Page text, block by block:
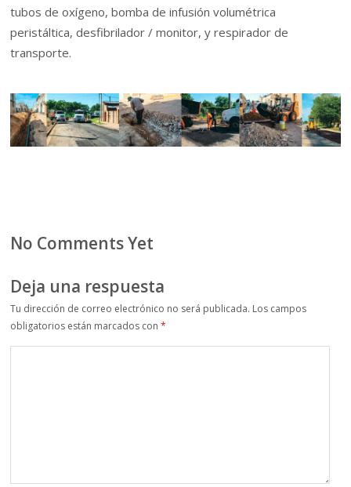
tubos de oxígeno, bomba de infusión volumétrica
peristáltica, desfibrilador / monitor, y respirador de
transporte.
No Comments Yet
Deja una respuesta
Tu dirección de correo electrónico no será publicada. Los campos
obligatorios están marcados con*